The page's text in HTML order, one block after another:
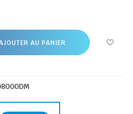
AU PANIER